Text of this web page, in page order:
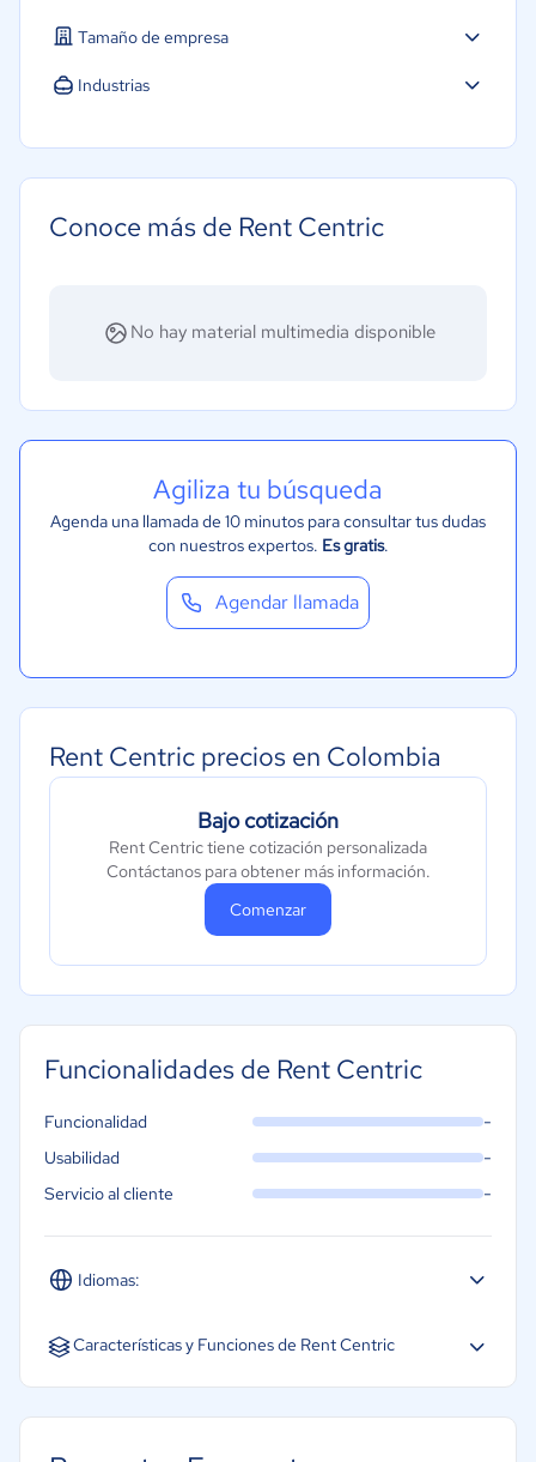
Tamaño de empresa
Industrias
Conoce más de Rent Centric
No hay material multimedia disponible
Agiliza tu búsqueda
Agenda una llamada de 10 minutos para consultar tus dudas
con nuestros expertos. Es gratis.
Agendar llamada
Rent Centric precios en Colombia
Bajo cotización
Rent Centric tiene cotización personalizada
Contáctanos para obtener más información.
Comenzar
Funcionalidades de Rent Centric
Idiomas:
Español Inglés
Funcionalidad -
Usabilidad -
Servicio al cliente -
Características y Funciones de Rent Centric